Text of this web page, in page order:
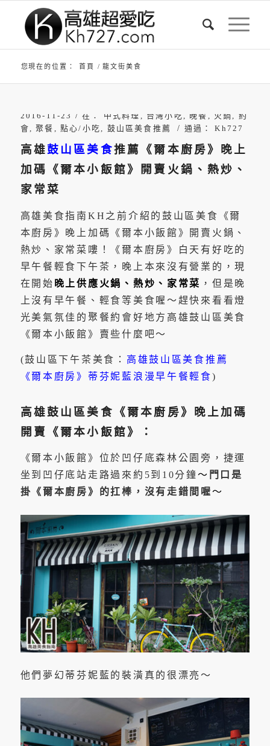
您現在的位置： 首頁 / 龍文街美食
2016-11-23 / 在： 中式料理 , 台灣小吃, 晚餐 , 火鍋, 約
會,聚餐 ,點心/小吃, 鼓山區美食推薦 / 通過：Kh727
高雄鼓山區美食推薦《爾本廚房》晚上
加碼《爾本小飯館》開賣火鍋、熱炒、
家常菜
高雄美食指南KH之前介紹的鼓山區美食《爾
本廚房》晚上加碼《爾本小飯館》開賣火鍋、
熱炒、家常菜嘍！《爾本廚房》白天有好吃的
早午餐輕食下午茶，晚上本來沒有營業的，現
在開始 晚上供應火鍋、熱炒、家常菜 ，但是晚
上沒有早午餐、輕食等美食喔～趕快來看看燈
光美氣氛佳的聚餐約會好地方高雄鼓山區美食
《爾本小飯館》賣些什麼吧～
(鼓山區下午茶美食： 高雄鼓山區美食推薦
《爾本廚房》蒂芬妮藍浪漫早午餐輕食)
高雄鼓山區美食《爾本廚房》晚上加碼
開賣《爾本小飯館》：
《爾本小飯館》位於凹仔底森林公園旁，捷運
坐到凹仔底站走路過來約5到10分鐘～ 門口是
掛《爾本廚房》的扛棒，沒有走錯間喔～
他們夢幻蒂芬妮藍的裝潢真的很漂亮～